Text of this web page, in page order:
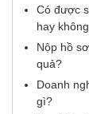
Có được
hay
Nộp hồ
quả?
Doanh
gì?